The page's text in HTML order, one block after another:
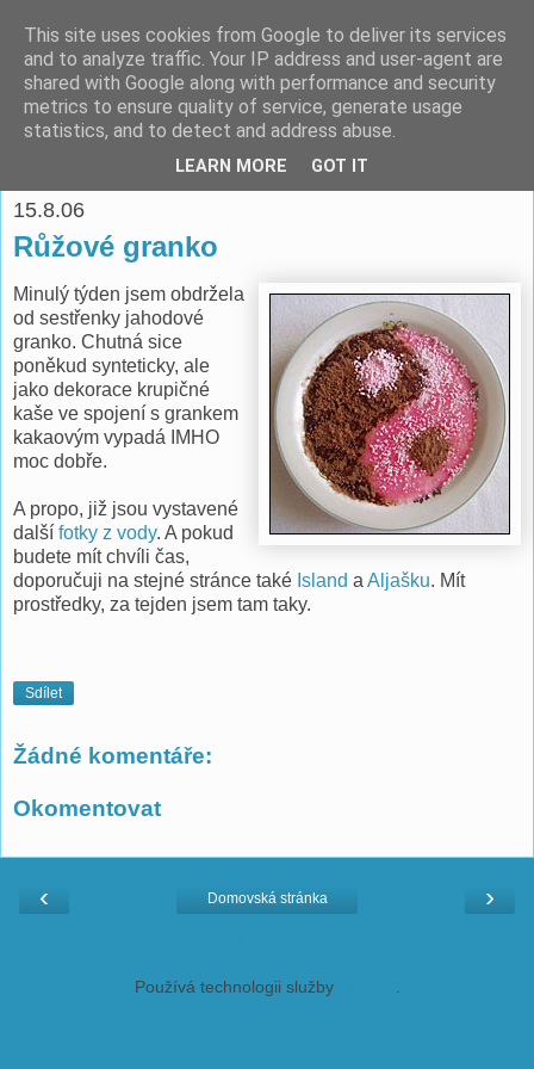
espoo
Pomáhat lidem je o to víc potěšující, když je to ve vlastním
zájmu. -- Richard Fish
15.8.06
Růžové granko
Minulý týden jsem obdržela
od sestřenky jahodové
granko. Chutná sice
poněkud synteticky, ale
jako dekorace krupičné
kaše ve spojení s grankem
kakaovým vypadá IMHO
moc dobře.
A propo, již jsou vystavené
další fotky z vody. A pokud
budete mít chvíli čas,
doporučuji na stejné stránce také Island a Aljašku. Mít
prostředky, za tejden jsem tam taky.
Sdílet
Žádné komentáře:
Okomentovat
‹ ›
Domovská stránka
Používá technologii služby .
This site uses cookies from Google to deliver its services
and to analyze traffic. Your IP address and user-agent are
shared with Google along with performance and security
metrics to ensure quality of service, generate usage
statistics, and to detect and address abuse.
LEARN MORE GOT IT